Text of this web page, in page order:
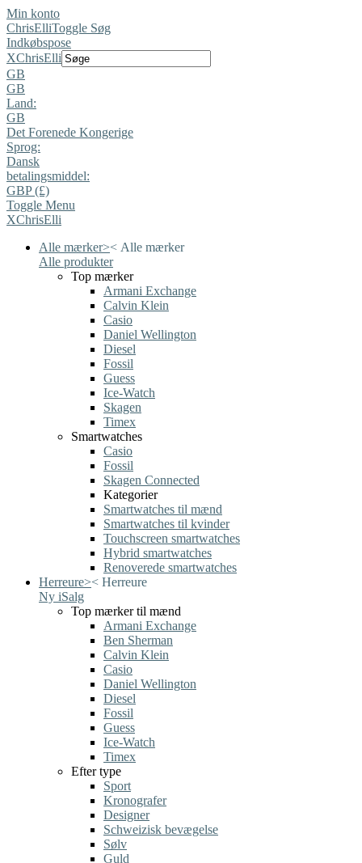
Min konto
ChrisElliToggle Søg
Indkøbspose
XChrisElli
GB
GB
Land:
GB
Det Forenede Kongerige
Sprog:
Dansk
betalingsmiddel:
GBP (£)
Toggle Menu
XChrisElli
Alle mærker>< Alle mærker
Alle produkter
Top mærker
Armani Exchange
Calvin Klein
Casio
Daniel Wellington
Diesel
Fossil
Guess
Ice-Watch
Skagen
Timex
Smartwatches
Casio
Fossil
Skagen Connected
Kategorier
Smartwatches til mænd
Smartwatches til kvinder
Touchscreen smartwatches
Hybrid smartwatches
Renoverede smartwatches
Herreure>< Herreure
Ny iSalg
Top mærker til mænd
Armani Exchange
Ben Sherman
Calvin Klein
Casio
Daniel Wellington
Diesel
Fossil
Guess
Ice-Watch
Timex
Efter type
Sport
Kronografer
Designer
Schweizisk bevægelse
Sølv
Guld